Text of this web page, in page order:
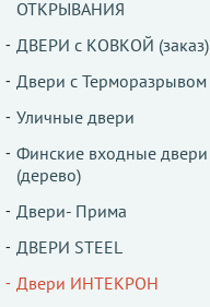
ОТКРЫВАНИЯ
ДВЕРИ с КОВКОЙ (заказ)
Двери с Терморазрывом
Уличные двери
Финские входные двери
(дерево)
Двери- Прима
ДВЕРИ STEEL
Двери ИНТЕКРОН